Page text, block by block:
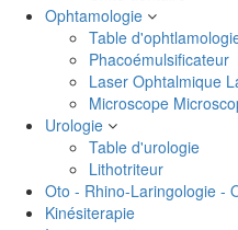
Ophtamologie
Table
Phacoémulsificateur
Laser Ophtalmique
Microscope
Urologie
Table d'urologie
Lithotriteur
Oto - Rhino-Laringologie -
Kinésiterapie